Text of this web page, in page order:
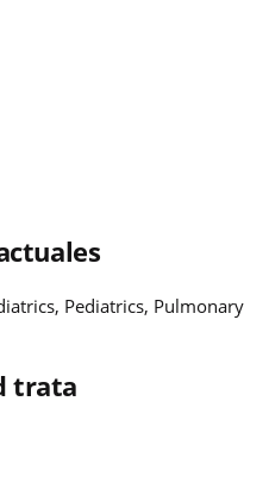
Pediatrics, Pulmonary
trata